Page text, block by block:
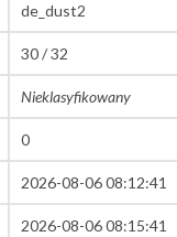
de_dust2
30 / 32
Nieklasyfikowany
0
2026-08-06 08:12:41
2026-08-06 08:15:41